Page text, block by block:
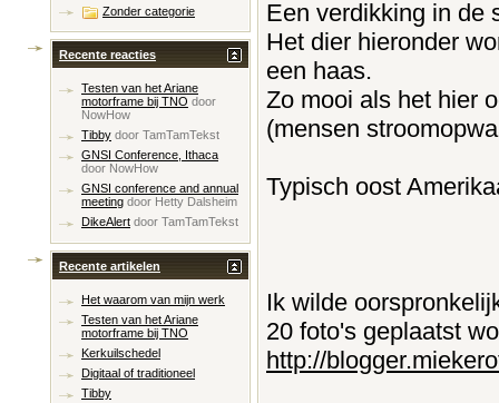
Een verdikking in de
Het dier hieronder
een haas.
Zo mooi als het hier
(mensen
Typisch oost
Ik wilde
20 foto's geplaatst
http://
Zonder categorie
Recente reacties
Testen van het Ariane
motorframe bij TNO door
NowHow
Tibby door TamTamTekst
GNSI Conference, Ithaca
door NowHow
GNSI conference and annual
meeting door Hetty Dalsheim
DikeAlert door TamTamTekst
Recente artikelen
Het waarom van mijn werk
Testen van het Ariane
motorframe bij TNO
Kerkuilschedel
Digitaal of traditioneel
Tibby